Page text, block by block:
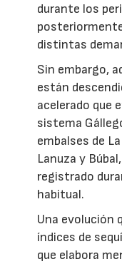
durante los
distintas
Sin embargo,
están
acelerado que
sistema
embalses de
Lanuza y
registrado
habitual.
Una evolución
índices de
que elabora